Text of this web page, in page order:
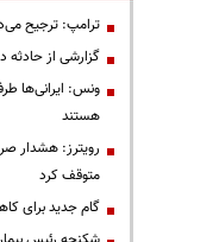
ترامپ: ترجیح
گزارشی از حادثه
ونس: ایرانی‌ها
هستند
رویترز: هشدار
متوقف کرد
گام جدید برای